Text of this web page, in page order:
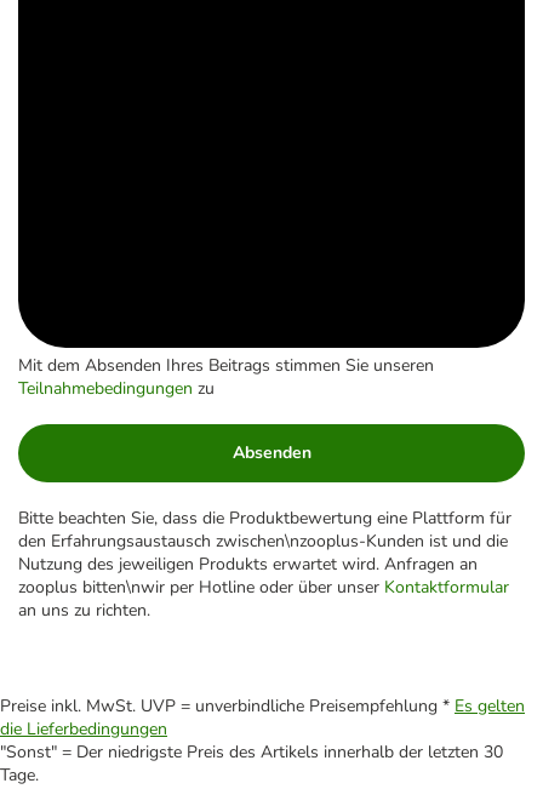
Mit dem Absenden Ihres Beitrags stimmen Sie unseren
Teilnahmebedingungen zu
Absenden
Bitte beachten Sie, dass die Produktbewertung eine Plattform für
den Erfahrungsaustausch zwischen\nzooplus-Kunden ist und die
Nutzung des jeweiligen Produkts erwartet wird. Anfragen an
zooplus bitten\nwir per Hotline oder über unser Kontaktformular
an uns zu richten.
Preise inkl. MwSt. UVP = unverbindliche Preisempfehlung * Es gelten
die Lieferbedingungen
"Sonst" = Der niedrigste Preis des Artikels innerhalb der letzten 30
Tage.